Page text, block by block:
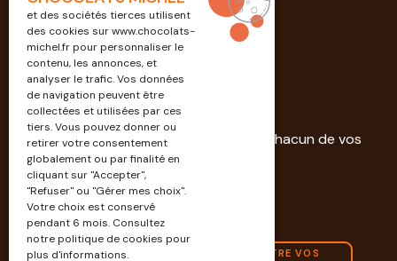
Professionnels
Découvrez nos solutions dédiées à chacun de vos
projets.
EN SAVOIR PLUS
CONTACTEZ-NOUS POUR CONNAÎTRE VOS
et des sociétés tierces utilisent
des cookies surwww.chocolats-
michel.frpour personnaliser le
contenu, les annonces, et
analyser le trafic. Vos données
de navigation peuvent être
collectées et utilisées par ces
tiers. Vous pouvez donner ou
retirer votre consentement
globalement ou par finalité en
cliquant sur "Accepter",
"Refuser" ou "Gérer mes choix".
Votre choix est conservé
pendant 6 mois. Consultez
notre politique de cookies pour
plus d'informations.